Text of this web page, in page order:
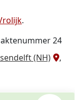
.
24
(NH)
,